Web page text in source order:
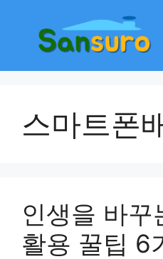
스마트폰
인생을 바꾸
활용 꿀팁 6